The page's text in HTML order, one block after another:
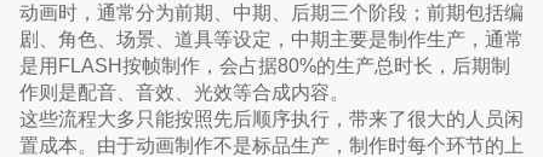
动画时，通常分为前期、中期、后期三个阶段；前期包括编
剧、角色、场景、道具等设定，中期主要是制作生产，通常
是用FLASH按帧制作，会占据80%的生产总时长，后期制
作则是配音、音效、光效等合成内容。
这些流程大多只能按照先后顺序执行，带来了很大的人员闲
置成本。由于动画制作不是标品生产，制作时每个环节的上